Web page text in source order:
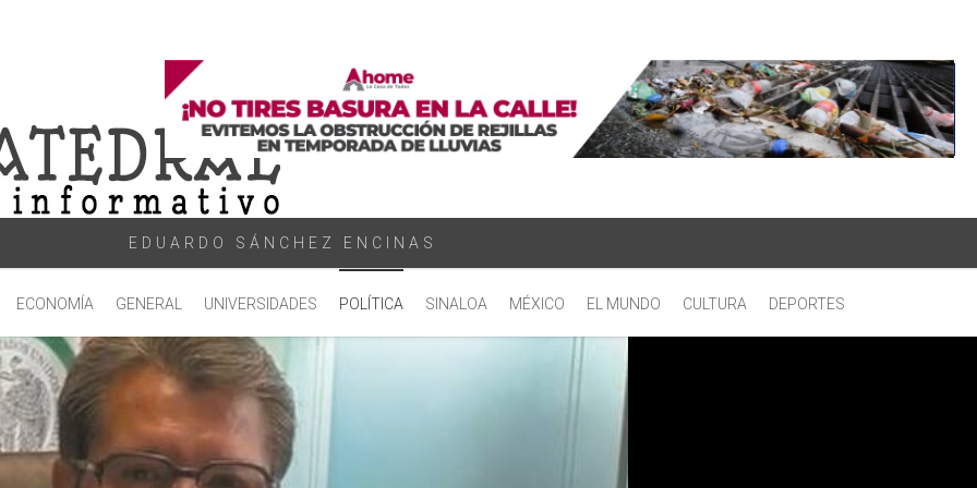
EDUARDO SÁNCHEZ ENCINAS
ECONOMÍA GENERAL UNIVERSIDADES POLÍTICA SINALOA MÉXICO EL MUNDO CULTURA DEPORTES